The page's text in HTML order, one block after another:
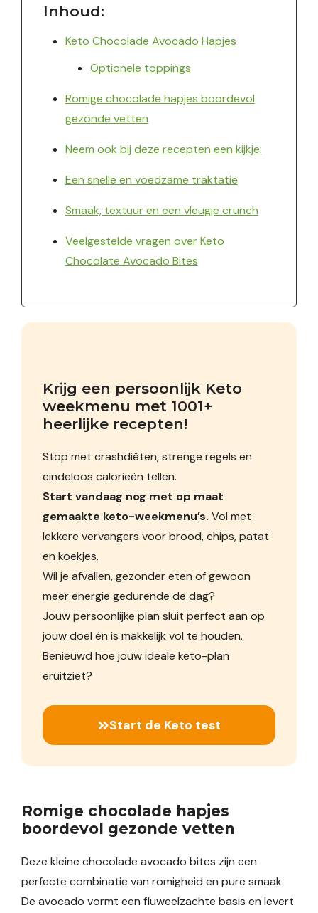
Inhoud:
Keto Chocolade Avocado Hapjes
Optionele toppings
Romige chocolade hapjes boordevol
gezonde vetten
Neem ook bij deze recepten een kijkje:
Een snelle en voedzame traktatie
Smaak, textuur en een vleugje crunch
Veelgestelde vragen over Keto
Chocolate Avocado Bites
Krijg een persoonlijk Keto
weekmenu met 1001+
heerlijke recepten!
Stop met crashdiëten, strenge regels en
eindeloos calorieën tellen.
Start vandaag nog met op maat
gemaakte keto-weekmenu’s. Vol met
lekkere vervangers voor brood, chips, patat
en koekjes.
Wil je afvallen, gezonder eten of gewoon
meer energie gedurende de dag?
Jouw persoonlijke plan sluit perfect aan op
jouw doel én is makkelijk vol te houden.
Benieuwd hoe jouw ideale keto-plan
eruitziet?
Start de Keto test
Romige chocolade hapjes
boordevol gezonde vetten
Deze kleine chocolade avocado bites zijn een
perfecte combinatie van romigheid en pure smaak.
De avocado vormt een fluweelzachte basis en levert